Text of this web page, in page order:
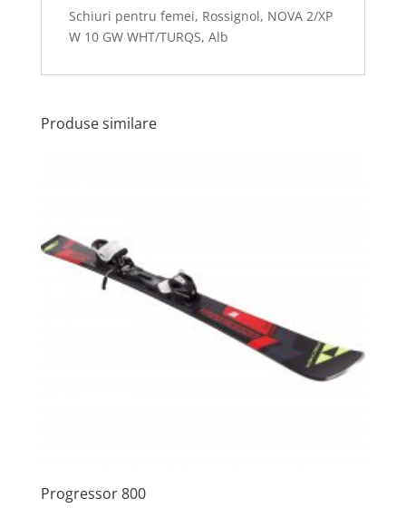
Schiuri pentru femei, Rossignol, NOVA 2/XP
W 10 GW WHT/TURQS, Alb
Produse similare
Progressor 800